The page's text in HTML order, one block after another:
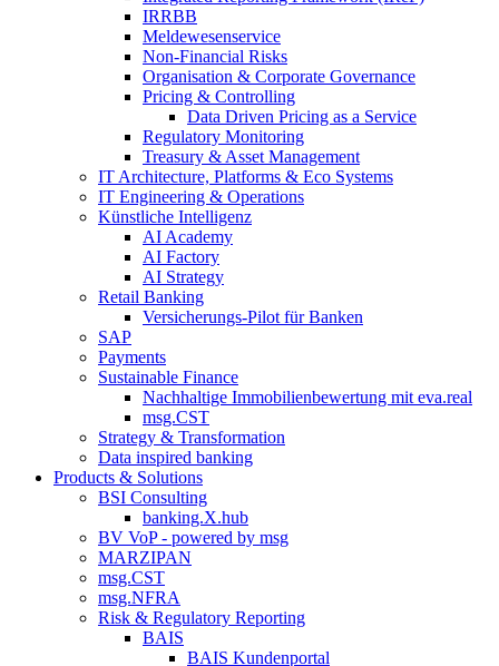
IRRBB
Meldewesenservice
Non-​Financial Risks
Organisation & Corporate Governance
Pricing & Controlling
Data Driven Pricing as a Service
Regulatory Monitoring
Treasury & Asset Management
IT Architecture, Platforms & Eco Systems
IT Engineering & Operations
Künstliche Intelligenz
AI Academy
AI Factory
AI Strategy
Retail Banking
Versicherungs-​Pilot für Banken
SAP
Payments
Sustainable Finance
Nachhaltige Immobilienbewertung mit eva.real
msg.CST
Strategy & Transformation
Data inspired banking
Products & Solutions
BSI Consulting
banking.X.hub
BV VoP - powered by msg
MARZIPAN
msg.CST
msg.NFRA
Risk & Regulatory Reporting
BAIS
BAIS Kundenportal